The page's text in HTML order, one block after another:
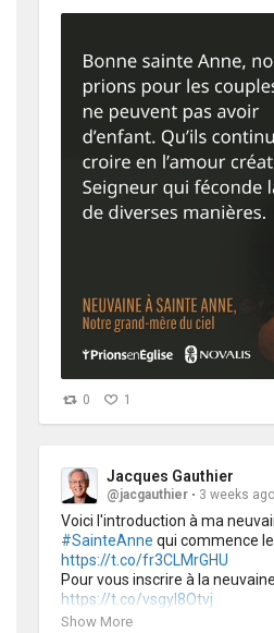
0 1
Jacques Gauthier
@jacgauthier 3 weeks ago
#SainteAnne qui commence le
https://t.co/fr3CLMrGHU
Pour vous inscrire à la neuvaine
https://t.co/vsgyl8Otvj
Pour en savoir plus sur le livre
Show More